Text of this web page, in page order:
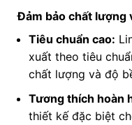
Đảm bảo chất lượng
Tiêu chuẩn cao:
xuất theo tiêu
chất lượng và độ
Tương thích hoàn
thiết kế đặc biệt